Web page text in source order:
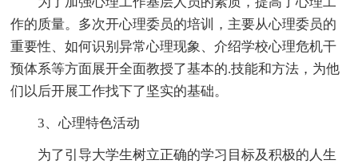
作的质量。多次开心理委员的培训，主要从心理委员的
重要性、如何识别异常心理现象、介绍学校心理危机干
预体系等方面展开全面教授了基本的.技能和方法，为他
们以后开展工作找下了坚实的基础。
3、心理特色活动
为了引导大学生树立正确的学习目标及积极的人生